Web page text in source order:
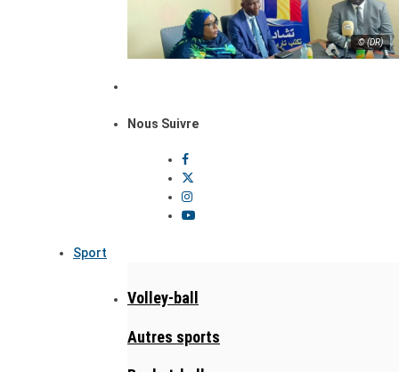
© (DR)
Nous Suivre
Sport
Volley-ball
Autres sports